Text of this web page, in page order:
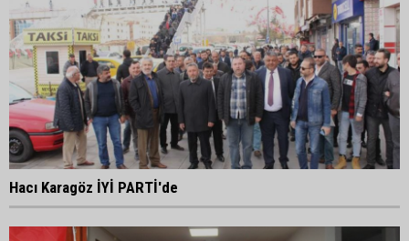
Hacı Karagöz İYİ PARTİ'de